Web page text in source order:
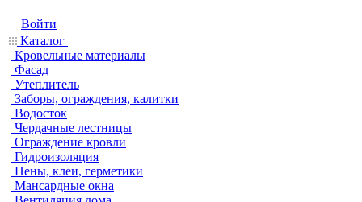
Войти
Каталог
Кровельные материалы
Фасад
Утеплитель
Заборы, ограждения, калитки
Водосток
Чердачные лестницы
Ограждение кровли
Гидроизоляция
Пены, клеи, герметики
Мансардные окна